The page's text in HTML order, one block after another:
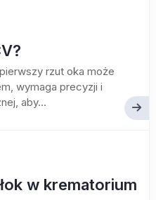
rzut oka może
wymaga precyzji i
aby...
w krematorium